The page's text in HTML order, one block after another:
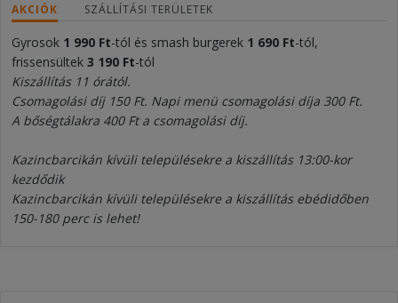
AKCIÓK SZÁLLÍTÁSI TERÜLETEK
Gyrosok 1 990 Ft-tól és smash burgerek 1 690 Ft-tól,
frissensültek 3 190 Ft-tól
Kiszállítás 11 órától.
Csomagolási díj 150 Ft. Napi menü csomagolási díja 300 Ft.
A bőségtálakra 400 Ft a csomagolási díj.
Kazincbarcikán kívüli településekre a kiszállítás 13:00-kor
kezdődik
Kazincbarcikán kívüli településekre a kiszállítás ebédidőben
150-180 perc is lehet!